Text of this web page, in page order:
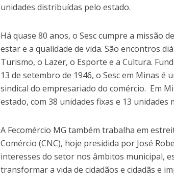
unidades distribuídas pelo estado.
Há quase 80 anos, o Sesc cumpre a missão
estar e a qualidade de vida. São encontros
Turismo, o Lazer, o Esporte e a Cultura.
13 de setembro de 1946, o Sesc em Minas
sindical do empresariado do comércio. Em
estado, com 38 unidades fixas e 13 unidades
A Fecomércio MG também trabalha em
Comércio (CNC), hoje presidida por José
interesses do setor nos âmbitos municipal,
transformar a vida de cidadãos e cidadãs e